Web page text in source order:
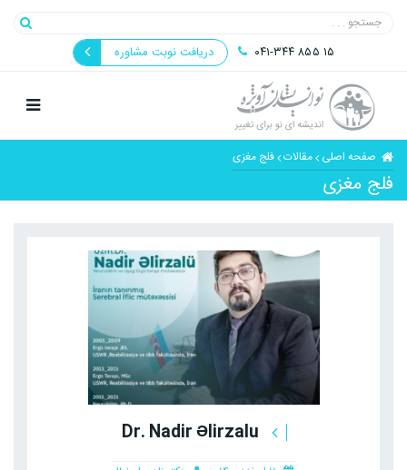
۰۴۱-۳۴۴ ۸۵۵ ۱۵ دریافت نوبت مشاوره
صفحه اصلی مقالات فلج مغزی
فلج مغزی
Dr. Nadir Əlirzalu